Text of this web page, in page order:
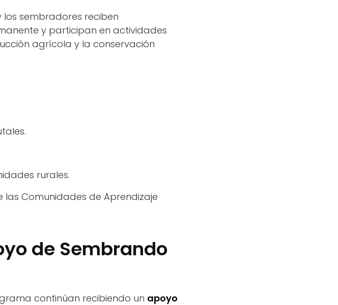
sembradores reciben
y participan en actividades
agrícola y la conservación
rurales.
Comunidades de Aprendizaje
de Sembrando
continúan recibiendo un apoyo